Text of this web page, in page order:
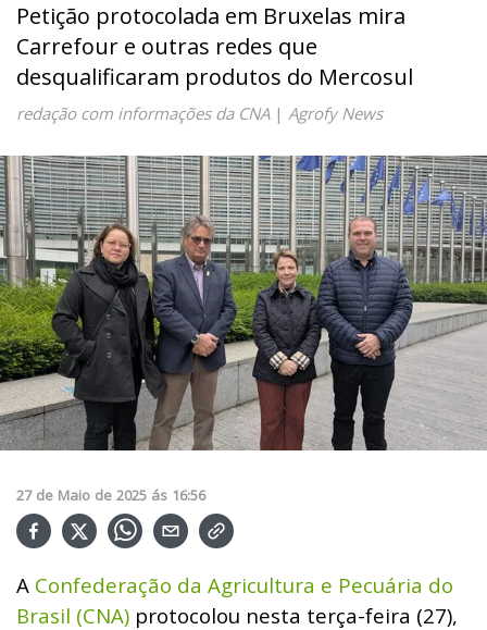
Petição protocolada em Bruxelas mira
Carrefour e outras redes que
desqualificaram produtos do Mercosul
redação com informações da CNA| Agrofy News
27 de Maio de 2025 ás 16:56
A Confederação da Agricultura e Pecuária do
Brasil (CNA) protocolou nesta terça-feira (27),